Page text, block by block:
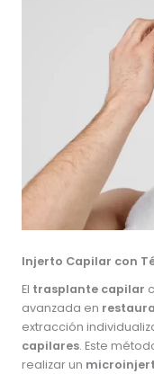
Injerto Capilar con
El trasplante capilar
avanzada en
extracción
capilares. Este
realizar un